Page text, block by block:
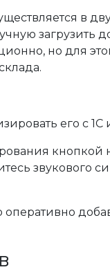
в
но для
его с 1С
звукового